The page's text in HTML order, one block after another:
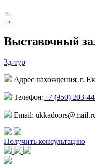
←
→
Выставочный
3д-тур
Адрес нахождения: г.
Телефон:+7 (950) 203-
Email:
Получить консультацию